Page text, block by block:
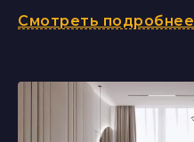
Смотреть подробнее